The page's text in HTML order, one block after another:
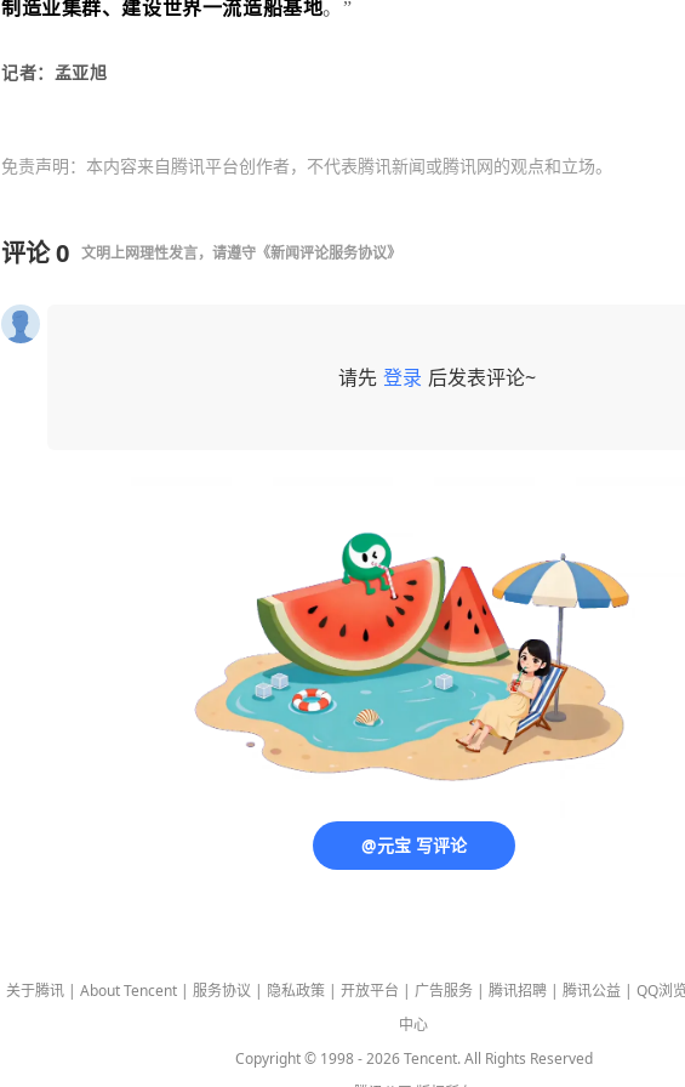
制造业集群、建设世界一流造船基地。 ”
记者：孟亚旭
免责声明：本内容来自腾讯平台创作者，不代表腾讯新闻或腾讯网的观点和立场。
评论0 文明上网理性发言，请遵守 《新闻评论服务协议》
请先 登录 后发表评论~
@元宝 写评论
关于腾讯 | About Tencent | 服务协议 | 隐私政策 | 开放平台 | 广告服务 | 腾讯招聘 | 腾讯公益 | QQ浏
中心
Copyright © 1998 -2026Tencent. All Rights Reserved